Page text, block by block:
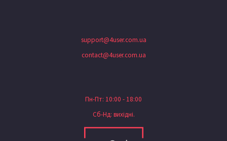
support@4user.com.ua
contact@4user.com.ua
Пн-Пт: 10:00 - 18:00
Сб-Нд: вихідні.